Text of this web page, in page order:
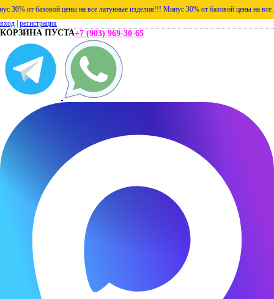
от базовой цены на все латунные изделия!!! Минус 30% от базовой цены на все
вход регистрация
КОРЗИНА ПУСТА+7 (903) 969-30-65